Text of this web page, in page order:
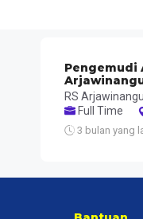
Pengemudi
RS
Full Time
3 bulan yang